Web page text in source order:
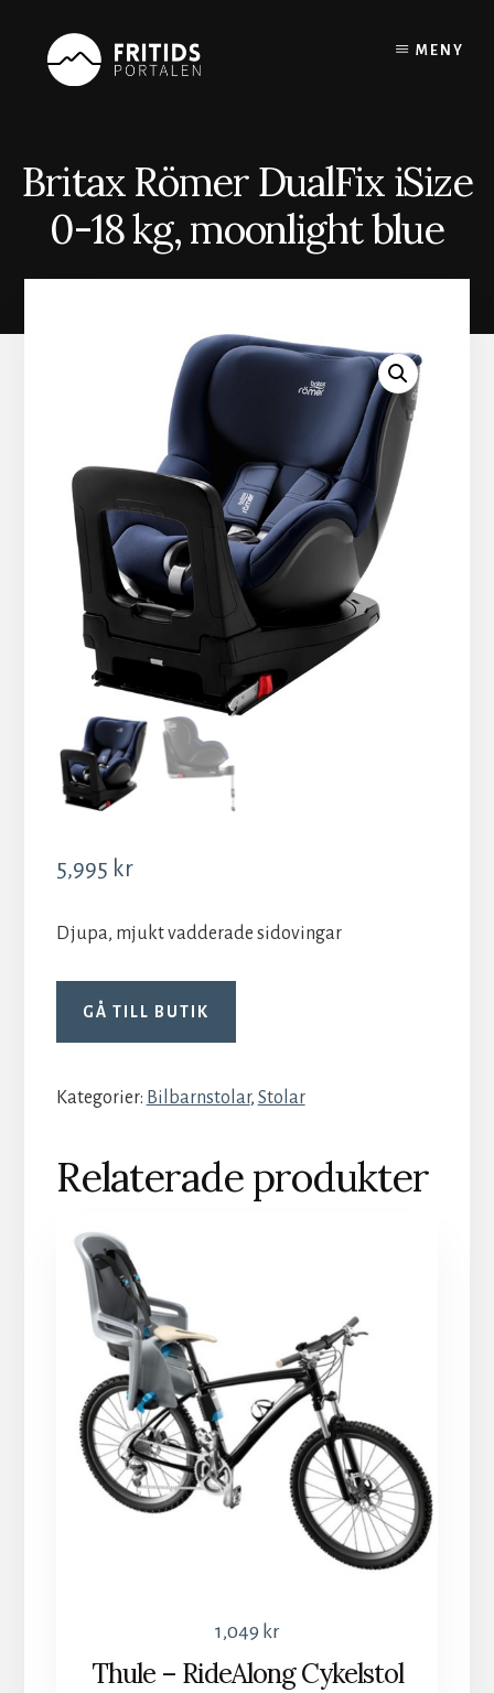
content
MENY
Britax Römer DualFix iSize
0-18 kg, moonlight blue
5,995 kr
Djupa, mjukt vadderade sidovingar
GÅ TILL BUTIK
Kategorier: Bilbarnstolar, Stolar
Relaterade produkter
1,049 kr
Thule – RideAlong Cykelstol